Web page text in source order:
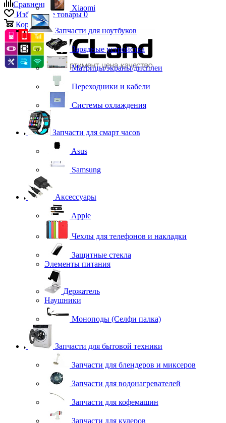
Сравнение
0
Избранные товары 0
Корзина 0
Xiaomi
Запчасти для ноутбуков
Зарядные устройства
Матрицы/экраны/дисплеи
Переходники и кабели
Системы охлаждения
Запчасти для смарт часов
Asus
Samsung
Аксессуары
Apple
Чехлы для телефонов и накладки
Защитные стекла
Элементы питания
Держатель
Наушники
Моноподы (Селфи палка)
Запчасти для бытовой техники
Запчасти для блендеров и миксеров
Запчасти для водонагревателей
Запчасти для кофемашин
Запчасти для кулеров